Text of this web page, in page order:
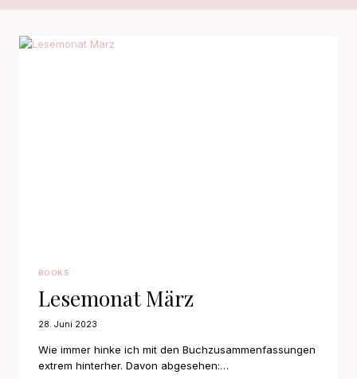
BOOKS
Lesemonat März
28. Juni 2023
Wie immer hinke ich mit den Buchzusammenfassungen
extrem hinterher. Davon abgesehen:…